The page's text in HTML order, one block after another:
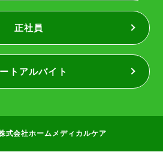
正社員
トアルバイト
会社ホームメディカルケア